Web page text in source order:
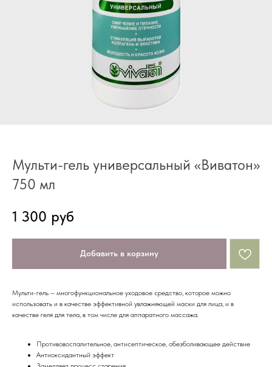
Мульти-гель универсальный «Виватон»
750 мл
1 300 руб
Добавить в корзину
Мульти-гель – многофункциональное уходовое средство, которое можно
использовать и в качестве эффективной увлажняющей маски для лица, и в
качестве геля для тела, в том числе для аппаратного массажа.
Противовоспалительное, антисептическое, обезболивающее действие
Антиоксидантный эффект